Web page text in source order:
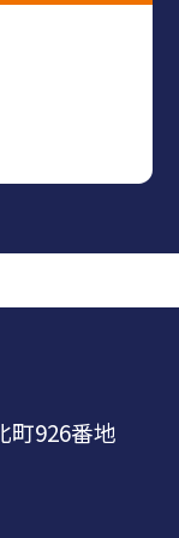
町926番地